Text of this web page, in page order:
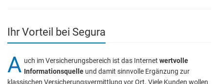
Ihr Vorteil bei Segura
A uch im Versicherungs­bereich ist das Internet wertvolle
Informations­quelle und damit sinnvolle Ergänzung zur
klassischen Versicherungs­vermittlung vor Ort. Viele Kunden wollen